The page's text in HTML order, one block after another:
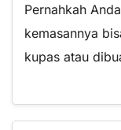
Pernahkah
kemasannya
kupas atau